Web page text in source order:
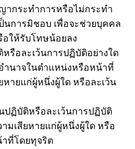
ากระทำการหรือไม่กระทำ
นการมิชอบ เพื่อจะช่วยบุคคล
ให้รับโทษน้อยลง
รือละเว้นการปฏิบัติอย่างใด
นาจในตำแหน่งหรือหน้าที่
หายแก่ผู้หนึ่งผู้ใด หรือละเว้น
ปฏิบัติหรือละเว้นการปฏิบัติ
มเสียหายแก่ผู้หนึ่งผู้ใด หรือ
ที่โดยทุจริต